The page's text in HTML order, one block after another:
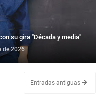
su gira "Década y media"
de 2026
Entradas antiguas